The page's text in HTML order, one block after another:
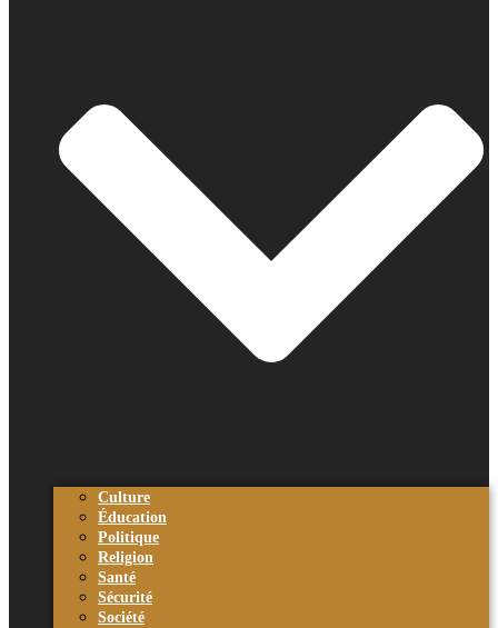
Culture
Éducation
Politique
Religion
Santé
Sécurité
Société